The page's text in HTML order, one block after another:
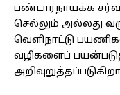
பண்டாரநாயக்க
செல்லும் அல்லது
வெளிநாட்டு
வழிகளைப்